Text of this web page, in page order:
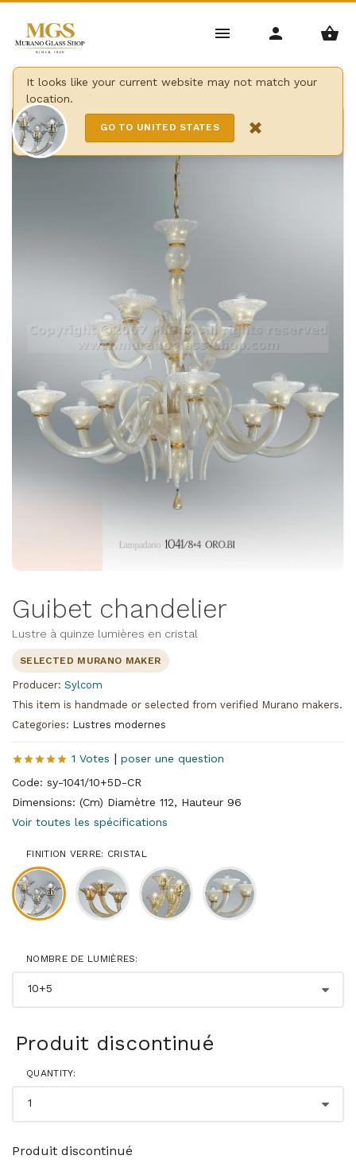
It looks like your current website may not match your
location.
GO TO UNITED STATES ×
Home / Lustres / Lustres modernes / Guibet chandelier
15 Lights
Guibet chandelier
Lustre à quinze lumières en cristal
SELECTED MURANO MAKER
Producer: Sylcom
This item is handmade or selected from verified Murano makers.
Categories: Lustres modernes
1 Votes | poser une question
Code: sy-1041/10+5D-CR
Dimensions: (Cm) Diamètre 112, Hauteur 96
Voir toutes les spécifications
FINITION VERRE: CRISTAL
NOMBRE DE LUMIÈRES:
Produit discontinué
QUANTITY:
Produit discontinué